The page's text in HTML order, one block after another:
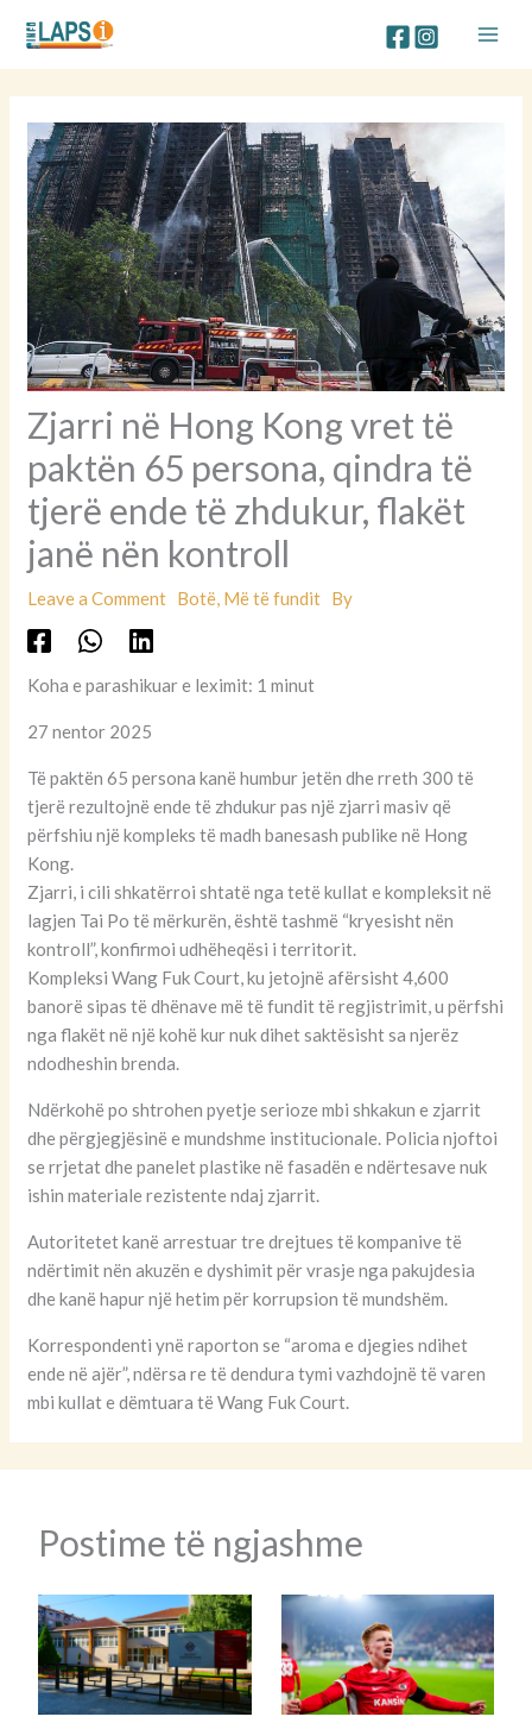
content
Zjarri në Hong Kong vret të
paktën 65 persona, qindra të
tjerë ende të zhdukur, flakët
janë nën kontroll
Leave a Comment Botë, Më të fundit By
Koha e parashikuar e leximit: 1 minut
27 nentor 2025
Të paktën 65 persona kanë humbur jetën dhe rreth 300 të
tjerë rezultojnë ende të zhdukur pas një zjarri masiv që
përfshiu një kompleks të madh banesash publike në Hong
Kong.
Zjarri, i cili shkatërroi shtatë nga tetë kullat e kompleksit në
lagjen Tai Po të mërkurën, është tashmë “kryesisht nën
kontroll”, konfirmoi udhëheqësi i territorit.
Kompleksi Wang Fuk Court, ku jetojnë afërsisht 4,600
banorë sipas të dhënave më të fundit të regjistrimit, u përfshi
nga flakët në një kohë kur nuk dihet saktësisht sa njerëz
ndodheshin brenda.
Ndërkohë po shtrohen pyetje serioze mbi shkakun e zjarrit
dhe përgjegjësinë e mundshme institucionale. Policia njoftoi
se rrjetat dhe panelet plastike në fasadën e ndërtesave nuk
ishin materiale rezistente ndaj zjarrit.
Autoritetet kanë arrestuar tre drejtues të kompanive të
ndërtimit nën akuzën e dyshimit për vrasje nga pakujdesia
dhe kanë hapur një hetim për korrupsion të mundshëm.
Korrespondenti ynë raporton se “aroma e djegies ndihet
ende në ajër”, ndërsa re të dendura tymi vazhdojnë të varen
mbi kullat e dëmtuara të Wang Fuk Court.
Postime të ngjashme